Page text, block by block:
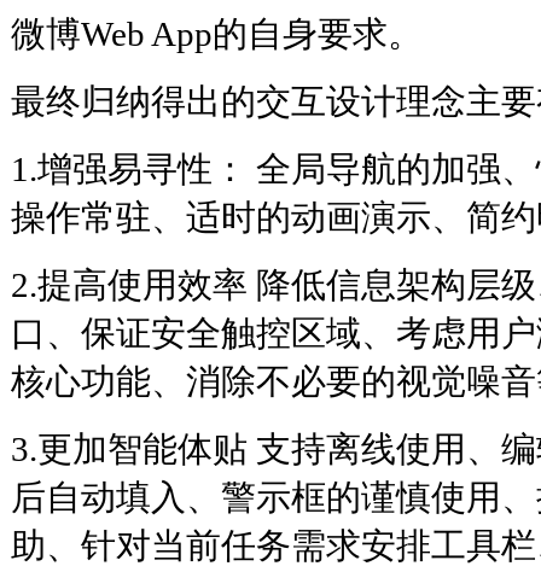
微博Web App的自身要求。
最终归纳得出的交互设计理念主
1.增强易寻性： 全局导航的加强
操作常驻、适时的动画演示、简
2.提高使用效率 降低信息架构层
口、保证安全触控区域、考虑用
核心功能、消除不必要的视觉噪
3.更加智能体贴 支持离线使用、
后自动填入、警示框的谨慎使用
助、针对当前任务需求安排工具